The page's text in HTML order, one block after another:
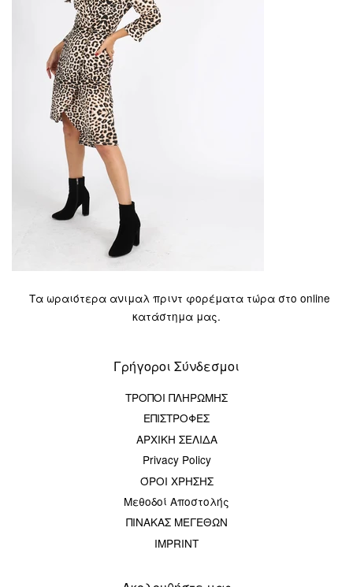
Τα ωραιότερα ανιμαλ πριντ φορέματα τώρα στο online
κατάστημα μας.
Γρήγοροι Σύνδεσμοι
ΤΡΟΠΟΙ ΠΛΗΡΩΜΗΣ
ΕΠΙΣΤΡΟΦΕΣ
ΑΡΧΙΚΗ ΣΕΛΙΔΑ
Privacy Policy
ΌΡΟΙ ΧΡΗΣΗΣ
Μεθοδοί Αποστολής
ΠΙΝΑΚΑΣ ΜΕΓΕΘΩΝ
IMPRINT